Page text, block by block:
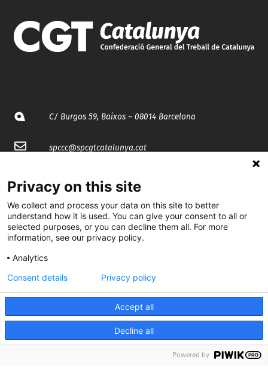
C/ Burgos 59, Baixos – 08014 Barcelona
spccc@spcgtcatalunya.cat
@CGTCatalunya
cgtcatalunya
CGTCatalunya
cgtcatalunya
Desenvolupat per
Privacy on this site
We collect and process your data on this site to better
understand how it is used. You can give your consent to all or
selected purposes, or you can decline them all. For more
information, see our privacy policy.
Analytics
Accept all
Decline all
Consent details Privacy policy
Powered by